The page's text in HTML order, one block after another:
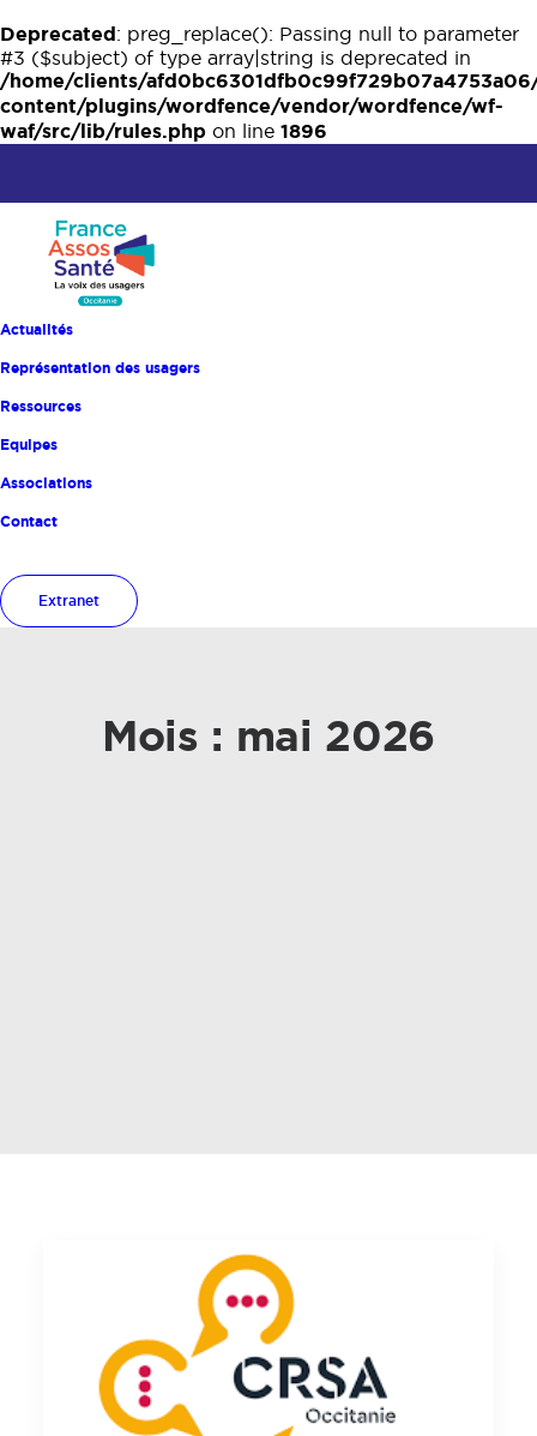
Deprecated: preg_replace(): Passing null to parameter
#3 ($subject) of type array|string is deprecated in
/home/clients/
content/plugins/wordfence/vendor/wordfence/wf-
waf/src/lib/rules.php on line 1896
Actualités
Représentation des usagers
Ressources
Equipes
Associations
Contact
Extranet
Mois : mai 2026